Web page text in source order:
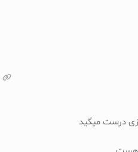
درست میگید